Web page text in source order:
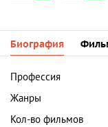
Биография
Профессия
Жанры
Кол-во фильмов